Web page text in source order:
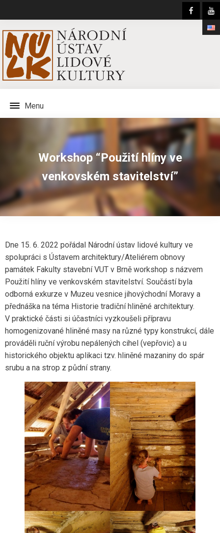
Menu
Workshop “Použití hlíny ve
venkovském stavitelství”
Dne 15. 6. 2022 pořádal Národní ústav lidové kultury ve
spolupráci s Ústavem architektury/Ateliérem obnovy
památek Fakulty stavební VUT v Brně workshop s názvem
Použití hlíny ve venkovském stavitelství. Součástí byla
odborná exkurze v Muzeu vesnice jihovýchodní Moravy a
přednáška na téma Historie tradiční hliněné architektury.
V praktické části si účastníci vyzkoušeli přípravu
homogenizované hliněné masy na různé typy konstrukcí, dále
prováděli ruční výrobu nepálených cihel (vepřovic) a u
historického objektu aplikaci tzv. hliněné mazaniny do spár
srubu a na strop z půdní strany.